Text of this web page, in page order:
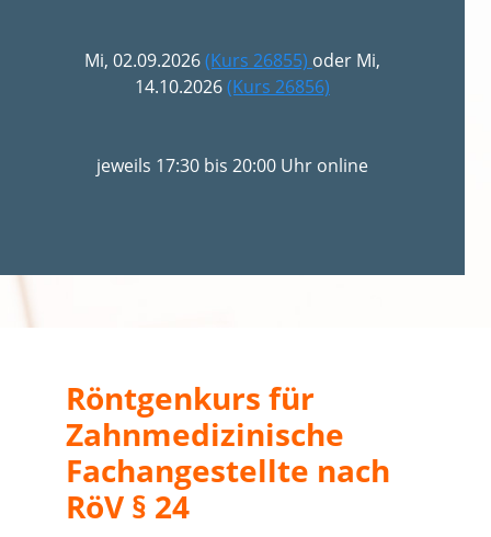
Mi, 02.09.2026(Kurs 26855) oder Mi,
14.10.2026(Kurs 26856)
jeweils 17:30 bis 20:00 Uhr online
Röntgenkurs für
Zahnmedizinische
Fachangestellte nach
RöV § 24